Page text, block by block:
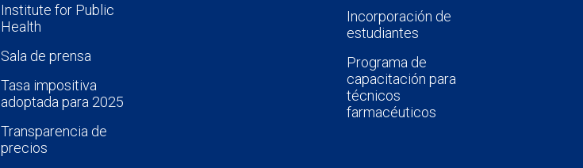
Institute for Public
Health
Sala de prensa
Tasa impositiva
adoptada para 2025
Transparencia de
precios
Incorporación de
estudiantes
Programa de
capacitación para
técnicos
farmacéuticos